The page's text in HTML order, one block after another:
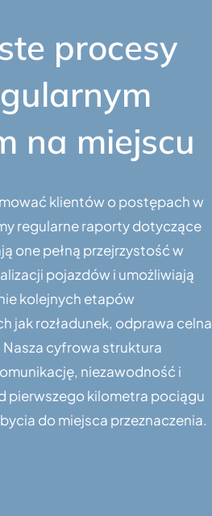
procesy
na miejscu
klientów o postępach w
regularne raporty dotyczące
one pełną przejrzystość w
pojazdów i umożliwiają
kolejnych etapów
jak rozładunek, odprawa celna
cyfrowa struktura
niezawodność i
pierwszego kilometra pociągu
do miejsca przeznaczenia.